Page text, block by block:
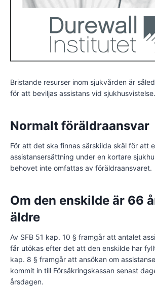
Bristande resurser inom sjukvården är
för att beviljas assistans vid sjukhusvistelse.
Normalt föräldraansvar
För att det ska finnas särskilda skäl för att
assistansersättning under en kortare
behovet inte omfattas av föräldraansvaret.
Om den enskilde är 66
äldre
Av SFB 51 kap. 10 § framgår att antalet
får utökas efter det att den enskilde har
kap. 8 § framgår att ansökan om
kommit in till Försäkringskassan senast
årsdagen.